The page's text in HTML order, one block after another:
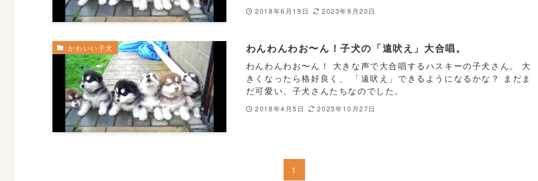
2018年6月19日 2023年9月20日
かわいい子犬 わんわんわお〜ん！子犬の「遠吠え」大合唱。
わんわんわお〜ん！ 大きな声で大合唱するハスキーの子犬さん。 大
きくなったら格好良く、 「遠吠え」できるようになるかな？ まだま
だ可愛い、子犬さんたちなのでした。
2018年4月5日 2023年10月27日
1